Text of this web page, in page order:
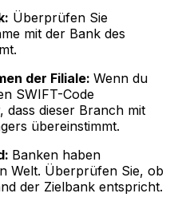
Überprüfen Sie
mit der Bank des
der Filiale: Wenn du
SWIFT-Code
dass dieser Branch mit
übereinstimmt.
Banken haben
Welt. Überprüfen Sie, ob
der Zielbank entspricht.